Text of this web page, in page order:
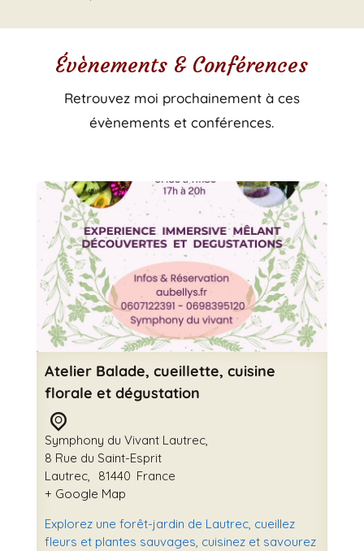
Évènements & Conférences
Retrouvez moi prochainement à ces
évènements et conférences.
Atelier Balade, cueillette, cuisine
florale et dégustation
Symphony du Vivant Lautrec,
8 Rue du Saint-Esprit
Lautrec, 81440 France
+ Google Map
Explorez une forêt-jardin de Lautrec, cueillez
fleurs et plantes sauvages, cuisinez et savourez